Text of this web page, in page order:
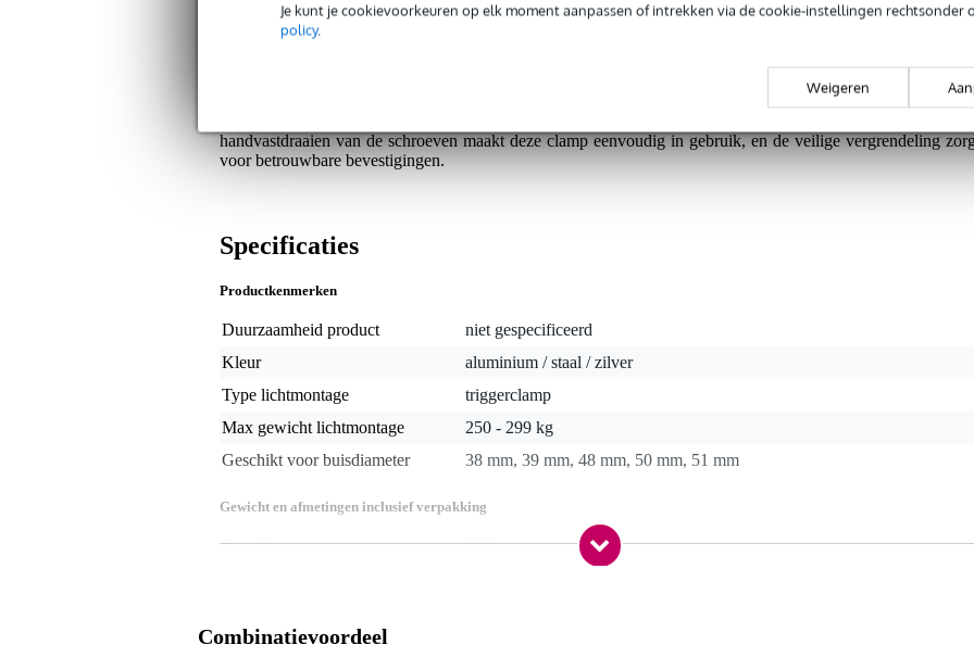
Je kunt je cookievoorkeuren op elk moment aanpassen of intrekken via de cookie-instellingen rechtsonder
policy.
Weigeren
een Ø19 mm spigot. Gemaakt van duurzaam AW6082 T6 aluminium, biedt deze clamp een veilige
van 250 kg en is TÜV-goedgekeurd voor verticale belasting. Dankzij het robuuste ontwerp en de gemakkelijke
handvastdraaien van de schroeven maakt deze clamp eenvoudig in gebruik, en de veilige vergrendeling
voor betrouwbare bevestigingen.
Specificaties
Productkenmerken
Duurzaamheid product
niet gespecificeerd
Kleur
aluminium / staal / zilver
Type lichtmontage
triggerclamp
Max gewicht lichtmontage
250 - 299 kg
Geschikt voor buisdiameter
38 mm, 39 mm, 48 mm, 50 mm, 51 mm
Gewicht en afmetingen inclusief verpakking
Gewicht(incl. verpakking)
800 gr
Productspecificaties
Combinatievoordeel